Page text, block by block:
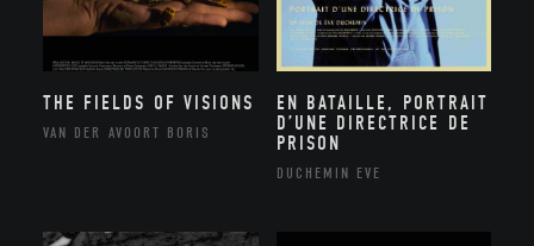
THE FIELDS OF VISIONS
VAN DER AVOORT BORIS
EN BATAILLE, PORTRAIT
D’UNE DIRECTRICE DE
PRISON
DUCHEMIN EVE